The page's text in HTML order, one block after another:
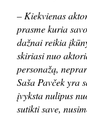
– Kiekvienas
prasme kuria
dažnai reikia
skiriasi nuo
personažą,
Saša Pavček yra
įvyksta nulipus
sutikti save,